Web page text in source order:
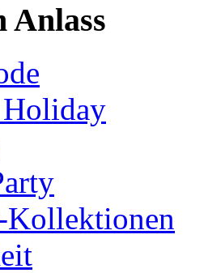
Anlass
Kollektionen